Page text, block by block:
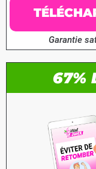
Garantie
67%